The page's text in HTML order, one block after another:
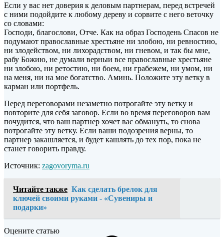
Если у вас нет доверия к деловым партнерам, перед встречей
с ними подойдите к любому дереву и сорвите с него веточку
со словами:
Господи, благослови, Отче. Как на образ Господень Спасов не
подумают православные хрестьяне ни злобою, ни ревностию,
ни злодейством, ни лихорадством, ни гневом, и так бы мне,
рабу Божию, не думали верныи все православные хрестьяне
ни злобою, ни ретостию, ни боем, ни грабежем, ни умом, ни
на меня, ни на мое богатство. Аминь. Положите эту ветку в
карман или портфель.
Перед переговорами незаметно потрогайте эту ветку и
повторите для себя заговор. Если во время переговоров вам
почудится, что ваш партнер хочет вас обмануть, то снова
потрогайте эту ветку. Если ваши подозрения верны, то
партнер закашляется, и будет кашлять до тех пор, пока не
станет говорить правду.
Источник: zagovoryma.ru
Читайте также Как сделать брелок для
ключей своими руками - «Сувениры и
подарки»
Оцените статью